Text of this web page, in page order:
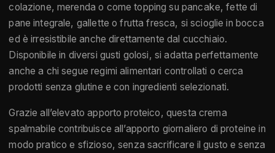
colazione, merenda o come topping su pancake, fette di
pane integrale, gallette o frutta fresca, si scioglie in bocca
ed è irresistibile anche direttamente dal cucchiaio.
Disponibile in diversi gusti golosi, si adatta perfettamente
anche a chi segue regimi alimentari controllati o cerca
prodotti senza glutine e con ingredienti selezionati.
Grazie all’elevato apporto proteico, questa crema
spalmabile contribuisce all’apporto giornaliero di proteine in
modo pratico e sfizioso, senza sacrificare il gusto e senza